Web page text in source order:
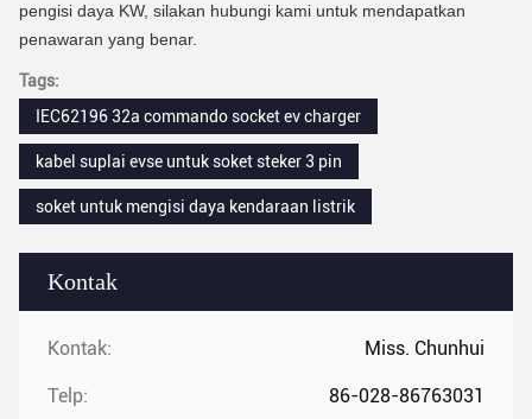
Kontak
Kontak: Miss. Chunhui
Telp: 86-028-86763031
pengisi daya KW, silakan hubungi kami untuk mendapatkan
penawaran yang benar.
Tags:
IEC62196 32a commando socket ev charger
kabel suplai evse untuk soket steker 3 pin
soket untuk mengisi daya kendaraan listrik